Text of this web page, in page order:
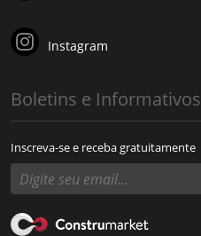
Instagram
Boletins e Informativos
Inscreva-se e receba gratuitamente